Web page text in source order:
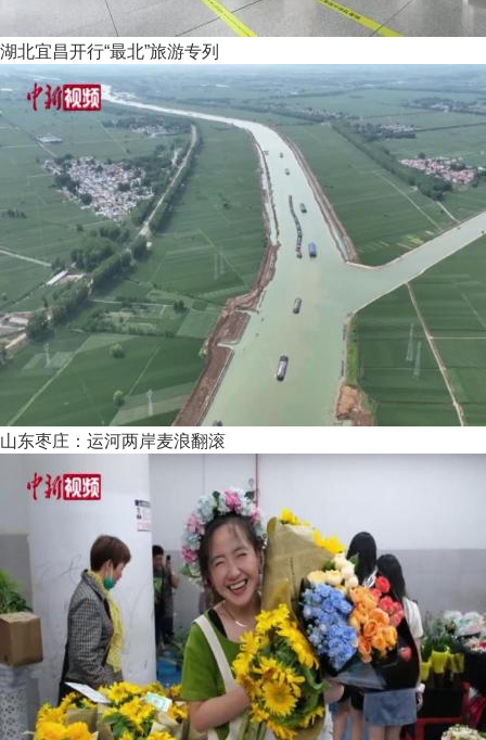
湖北宜昌开行“最北”旅游专列
山东枣庄：运河两岸麦浪翻滚